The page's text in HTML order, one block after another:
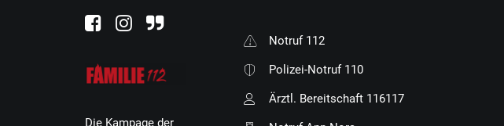
Die Kampage der
Notruf 112
Polizei-Notruf 110
Ärztl. Bereitschaft 116117